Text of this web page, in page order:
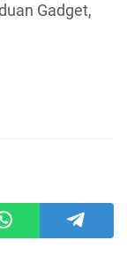
Gadget,